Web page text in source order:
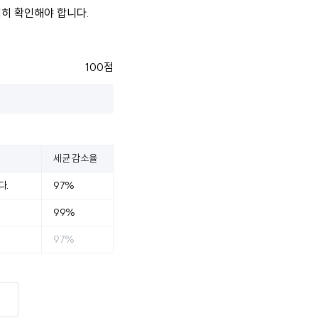
확인해야 합니다.
100점
세균 감소율
. 97%
99%
97%